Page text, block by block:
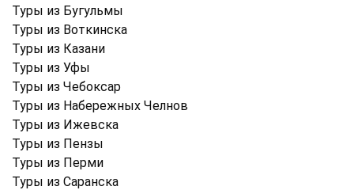
Туры из Бугульмы
Туры из Воткинска
Туры из Казани
Туры из Уфы
Туры из Чебоксар
Туры из Набережных Челнов
Туры из Ижевска
Туры из Пензы
Туры из Перми
Туры из Саранска